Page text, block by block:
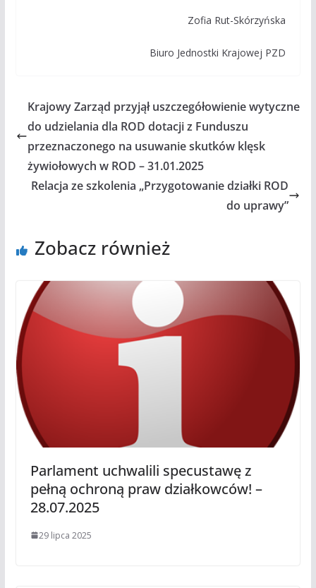
Zofia Rut-Skórzyńska
Biuro Jednostki Krajowej PZD
Krajowy Zarząd przyjął uszczegółowienie wytyczne
do udzielania dla ROD dotacji z Funduszu
przeznaczonego na usuwanie skutków klęsk
żywiołowych w ROD – 31.01.2025
Relacja ze szkolenia „Przygotowanie działki ROD
do uprawy”
Zobacz również
Parlament uchwalili specustawę z
pełną ochroną praw działkowców! –
28.07.2025
29 lipca 2025